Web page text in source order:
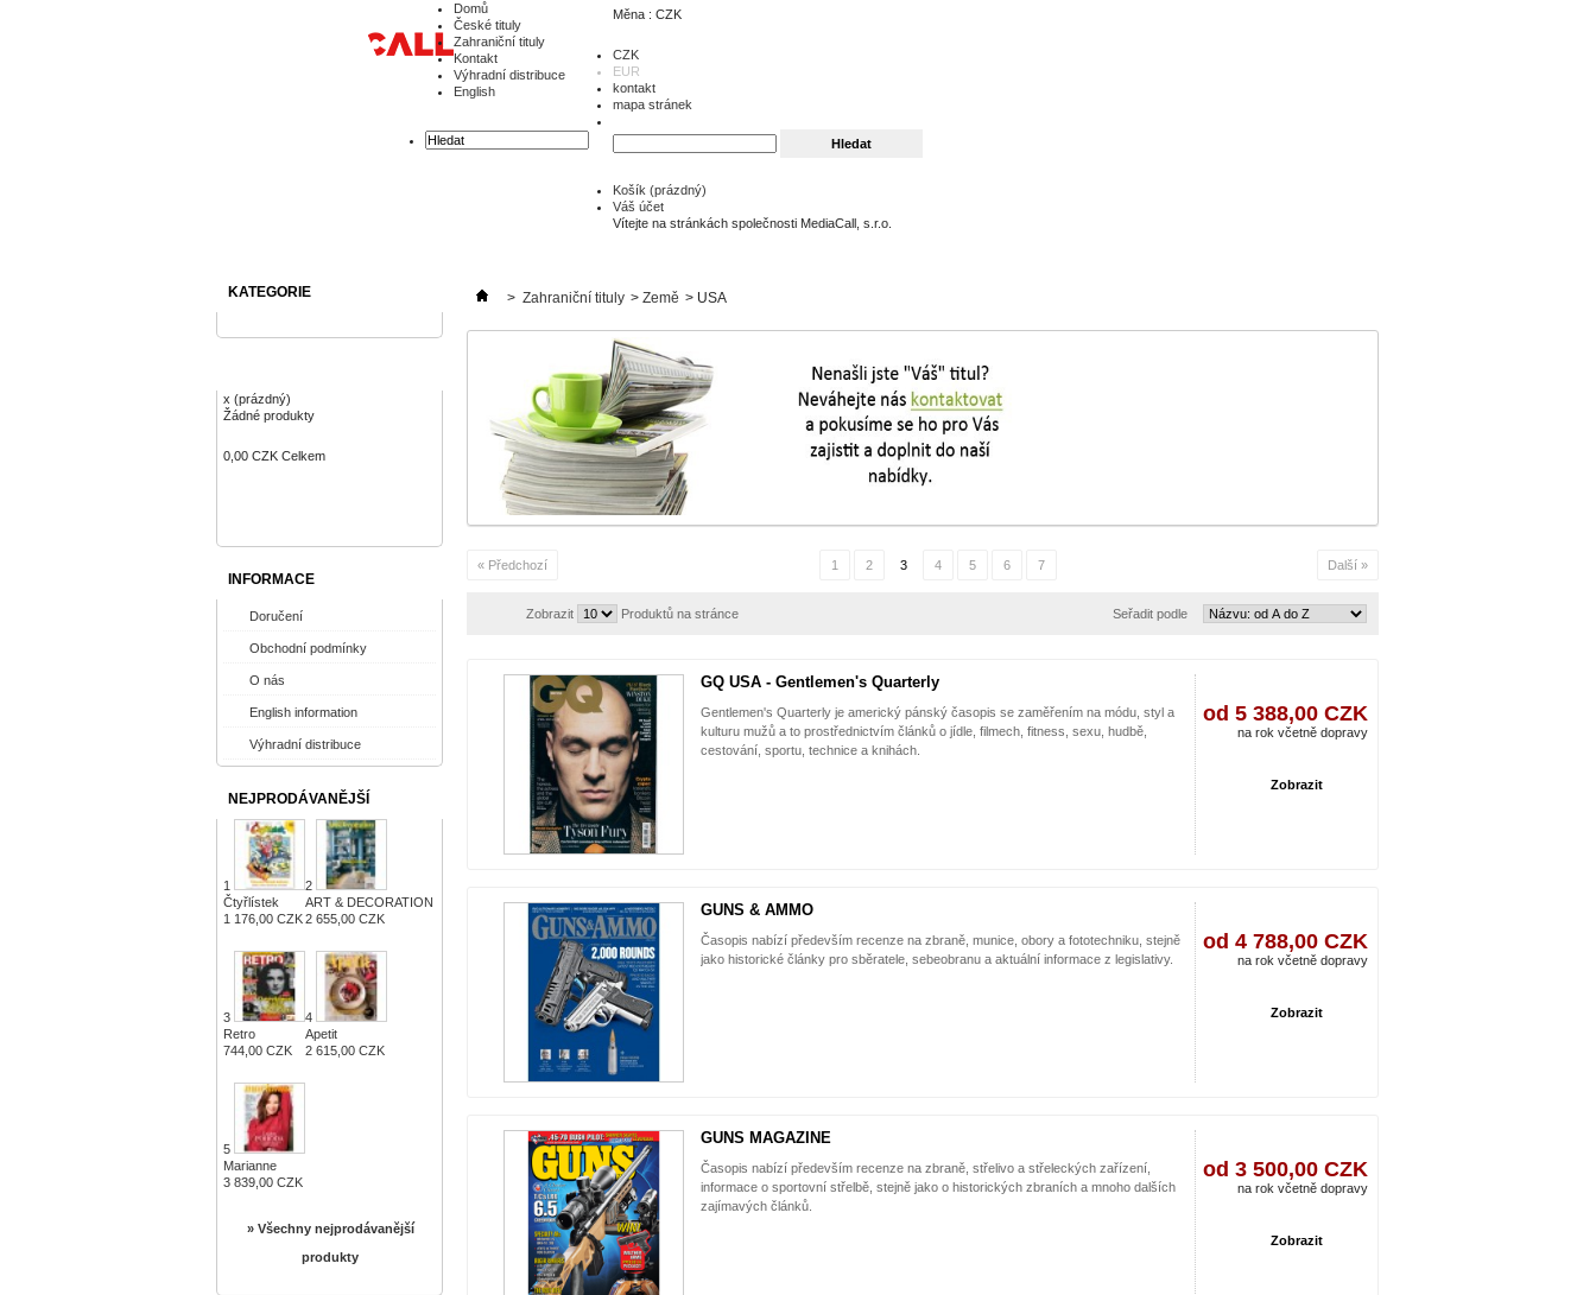
Měna : CZK
CZK
EUR
kontakt
mapa stránek
Košík (prázdný)
Váš účet
Vítejte na stránkách společnosti MediaCall, s.r.o.
Domů
České tituly
Zahraniční tituly
Kontakt
Výhradní distribuce
English
KATEGORIE
x (prázdný)
Žádné produkty
0,00 CZK Celkem
INFORMACE
Doručení
Obchodní podmínky
O nás
English information
Výhradní distribuce
NEJPRODÁVANĚJŠÍ
1
Čtyřlístek
1 176,00 CZK
2
ART & DECORATION
2 655,00 CZK
3
Retro
744,00 CZK
4
Apetit
2 615,00 CZK
5
Marianne
3 839,00 CZK
» Všechny nejprodávanější
produkty
> Zahraniční tituly > Země > USA
« Předchozí 1 2 3 4 5 6 7 Další »
Seřadit podle
Zobrazit Produktů na stránce
GQ USA - Gentlemen's Quarterly
Gentlemen's Quarterly je americký pánský časopis se zaměřením na módu, styl a
kulturu mužů a to prostřednictvím článků o jídle, filmech, fitness, sexu, hudbě,
cestování, sportu, technice a knihách.
od 5 388,00 CZK
na rok včetně dopravy
Zobrazit
GUNS & AMMO
Časopis nabízí především recenze na zbraně, munice, obory a fototechniku, stejně
jako historické články pro sběratele, sebeobranu a aktuální informace z legislativy.
od 4 788,00 CZK
na rok včetně dopravy
Zobrazit
GUNS MAGAZINE
Časopis nabízí především recenze na zbraně, střelivo a střeleckých zařízení,
informace o sportovní střelbě, stejně jako o historických zbraních a mnoho dalších
zajímavých článků.
od 3 500,00 CZK
na rok včetně dopravy
Zobrazit